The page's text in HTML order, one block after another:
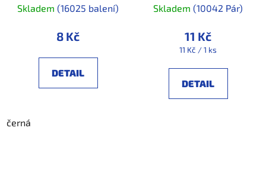
3vrstvá_balení 10ks
Skladem (16025 balení)
8 Kč
DETAIL
černá
Skladem (10042 Pár)
11 Kč
Měrná
11 Kč / 1 ks
DETAIL